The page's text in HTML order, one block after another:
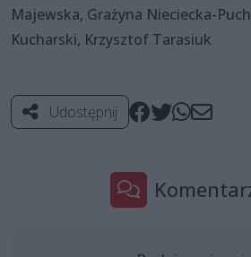
Majewska, Grażyna Nieciecka-
Kucharski, Krzysztof Tarasiuk
Udostępnij